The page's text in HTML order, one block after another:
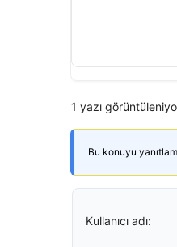
1 yazı
Bu konuyu
Kullanıcı adı: